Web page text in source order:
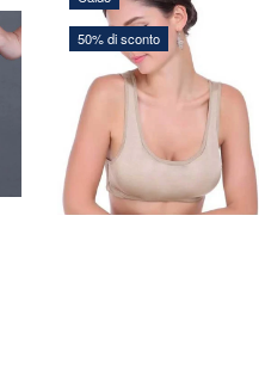
50% di sconto
110,00 DKK
220,00 DKK
Risparmi xxx: 110,00 DKK
Vedi tutte le opzioni